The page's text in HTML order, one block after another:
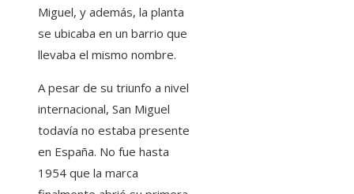
Miguel, y además, la planta
se ubicaba en un barrio que
llevaba el mismo nombre.
A pesar de su triunfo a nivel
internacional, San Miguel
todavía no estaba presente
en España. No fue hasta
1954 que la marca